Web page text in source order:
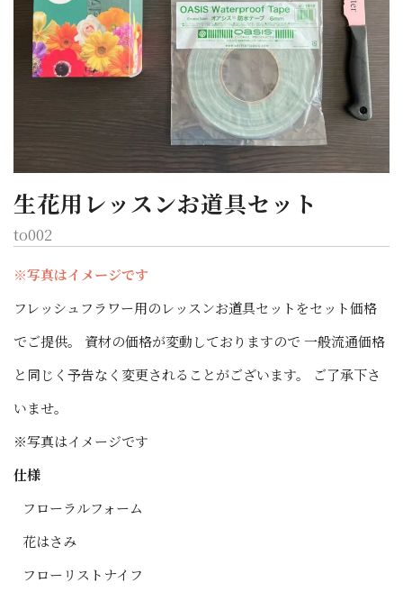
生花用レッスンお道具セット
to002
※写真はイメージです
フレッシュフラワー用のレッスンお道具セットをセット価格
でご提供。 資材の価格が変動しておりますので 一般流通価格
と同じく予告なく変更されることがございます。 ご了承下さ
いませ。
※写真はイメージです
仕様
フローラルフォーム
花はさみ
フローリストナイフ